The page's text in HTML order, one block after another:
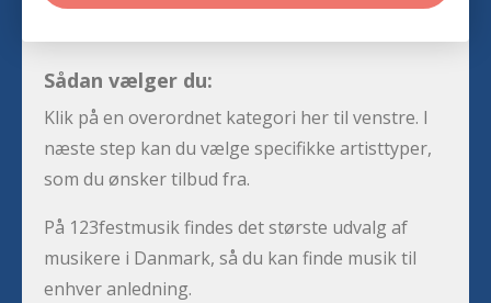
Sådan vælger du:
Klik på en overordnet kategori her til venstre. I
næste step kan du vælge specifikke artisttyper,
som du ønsker tilbud fra.
På 123festmusik findes det største udvalg af
musikere i Danmark, så du kan finde musik til
enhver anledning.